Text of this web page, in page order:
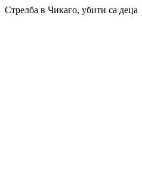
Стрелба в Чикаго, убити са деца